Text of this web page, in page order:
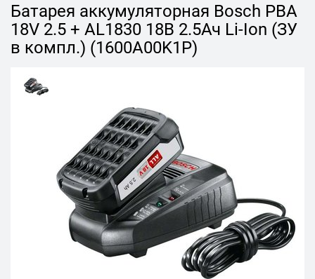
Батарея аккумуляторная Bosch PBA
18V 2.5 + AL1830 18В 2.5Ач Li-Ion (ЗУ
в компл.) (1600A00K1P)